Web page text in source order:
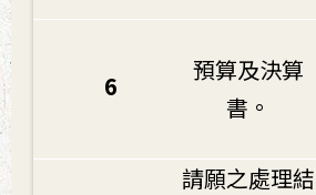
6
預算及決算
書。
請願之處理結